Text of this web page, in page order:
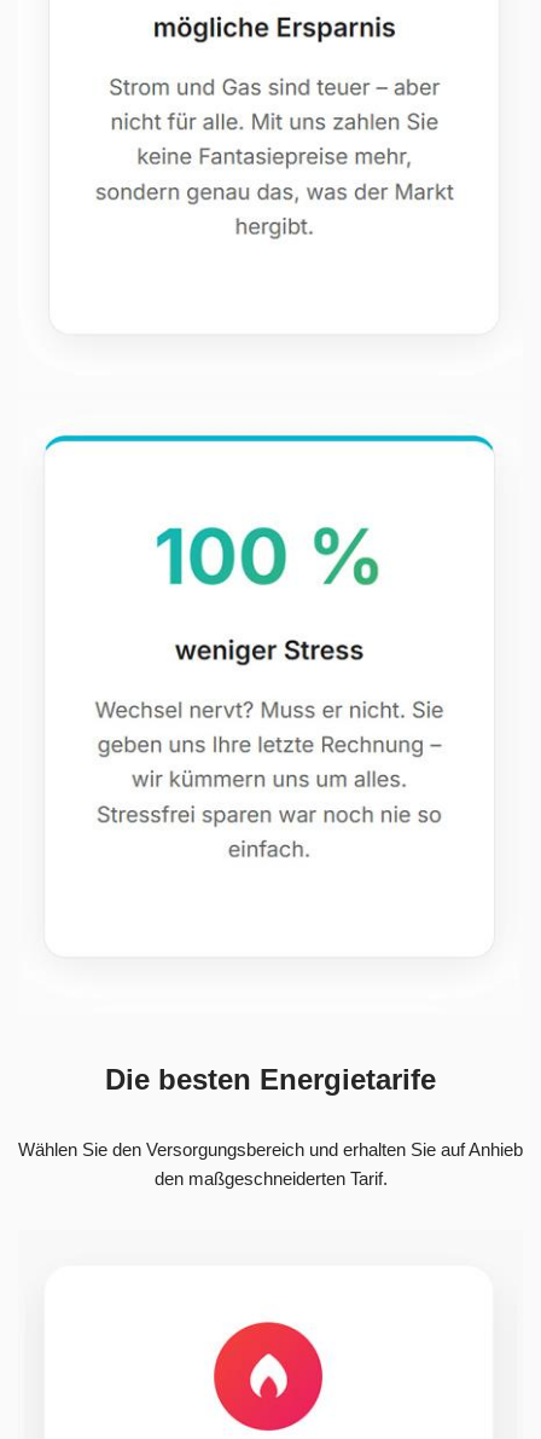
Die besten Energietarife
Wählen Sie den Versorgungsbereich und erhalten Sie auf Anhieb
den maßgeschneiderten Tarif.